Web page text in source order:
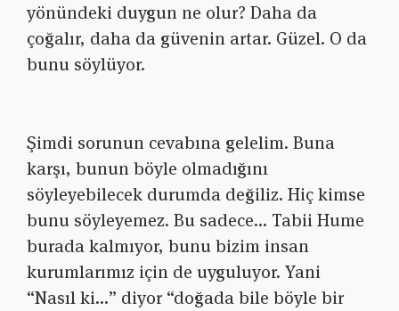
yönündeki duygun ne olur? Daha da
çoğalır, daha da güvenin artar. Güzel. O da
bunu söylüyor.
Şimdi sorunun cevabına gelelim. Buna
karşı, bunun böyle olmadığını
söyleyebilecek durumda değiliz. Hiç kimse
bunu söyleyemez. Bu sadece… Tabii Hume
burada kalmıyor, bunu bizim insan
kurumlarımız için de uyguluyor. Yani
“Nasıl ki…” diyor “doğada bile böyle bir